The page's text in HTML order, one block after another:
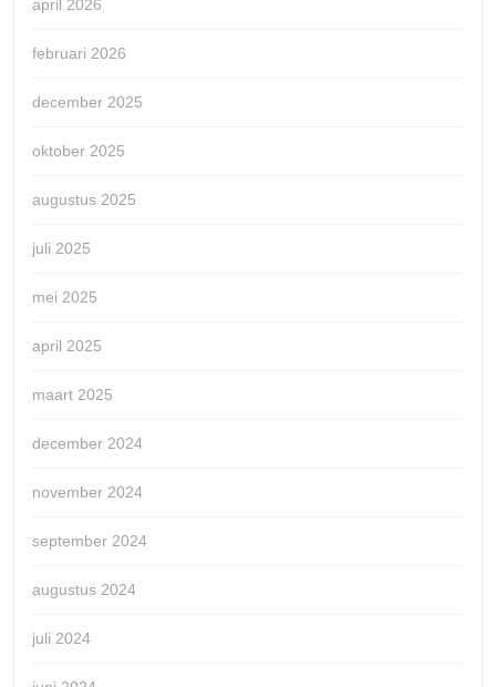
april 2026
februari 2026
december 2025
oktober 2025
augustus 2025
juli 2025
mei 2025
april 2025
maart 2025
december 2024
november 2024
september 2024
augustus 2024
juli 2024